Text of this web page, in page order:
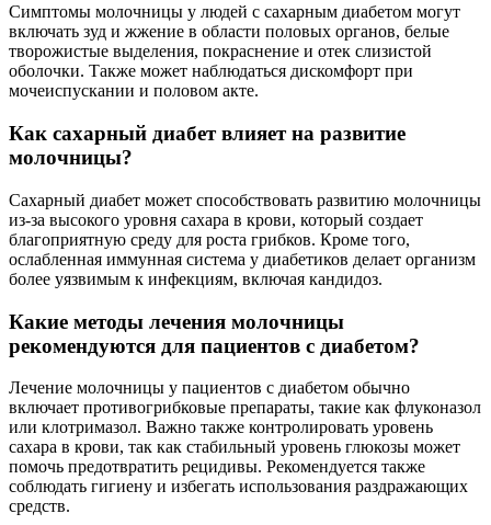
Симптомы молочницы у людей с сахарным диабетом могут
включать зуд и жжение в области половых органов, белые
творожистые выделения, покраснение и отек слизистой
оболочки. Также может наблюдаться дискомфорт при
мочеиспускании и половом акте.
Как сахарный диабет влияет на развитие
молочницы?
Сахарный диабет может способствовать развитию молочницы
из-за высокого уровня сахара в крови, который создает
благоприятную среду для роста грибков. Кроме того,
ослабленная иммунная система у диабетиков делает организм
более уязвимым к инфекциям, включая кандидоз.
Какие методы лечения молочницы
рекомендуются для пациентов с диабетом?
Лечение молочницы у пациентов с диабетом обычно
включает противогрибковые препараты, такие как флуконазол
или клотримазол. Важно также контролировать уровень
сахара в крови, так как стабильный уровень глюкозы может
помочь предотвратить рецидивы. Рекомендуется также
соблюдать гигиену и избегать использования раздражающих
средств.